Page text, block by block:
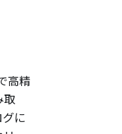
高精
取
に